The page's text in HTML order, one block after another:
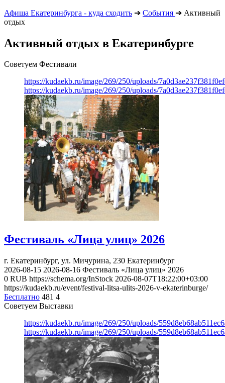
Афиша Екатеринбурга - куда сходить ➔ События ➔ Активный
отдых
Активный отдых в Екатеринбурге
Советуем Фестивали
https://kudaekb.ru/image/269/250/uploads/
https://kudaekb.ru/image/269/250/uploads/
Фестиваль «Лица улиц» 2026
г. Екатеринбург, ул. Мичурина, 230 Екатеринбург
2026-08-15 2026-08-16 Фестиваль «Лица улиц» 2026
0 RUB https://schema.org/InStock 2026-08-07T18:22:00+03:00
https://kudaekb.ru/event/festival-litsa-ulits-2026-v-ekaterinburge/
Бесплатно 481 4
Советуем Выставки
https://kudaekb.ru/image/269/250/uploads/
https://kudaekb.ru/image/269/250/uploads/